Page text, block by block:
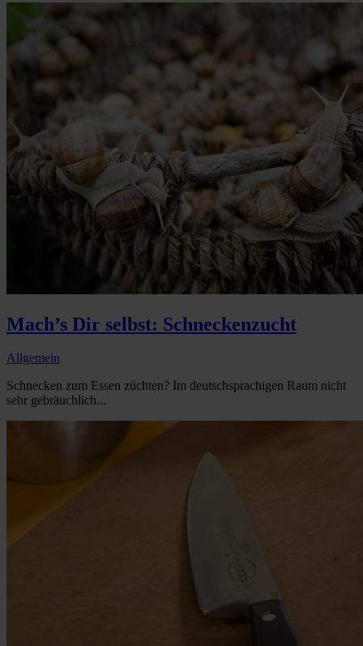
Mach’s Dir selbst: Schneckenzucht
Allgemein
Schnecken zum Essen züchten? Im deutschsprachigen Raum nicht
sehr gebräuchlich...